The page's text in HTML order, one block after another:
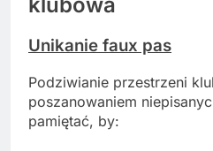
Unikanie faux pas
Podziwianie przestrzeni
poszanowaniem
pamiętać, by: